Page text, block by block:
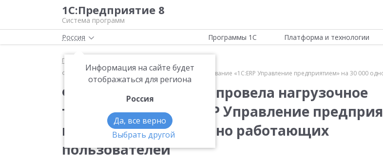
1С:Предприятие 8
Система программ
Россия
Информация на сайте будет
отображаться для региона
Россия
Да, все верно
Выбрать другой
Программы 1С Платформа и технологии
Главная
Фирма «1С» успешно провела нагрузочное тестирование «1С:ERP Управление предприятием» на 30 000
Фирма «1С» успешно провела нагрузочное
тестирование «1С:ERP Управление
на 30 000 одновременно работающих
пользователей